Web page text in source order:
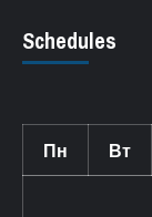
Schedules
Пн Вт